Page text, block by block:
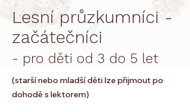
Lesní průzkumníci -
začátečníci
- pro děti od 3 do 5 let
(starší nebo mladší děti lze přijmout po
dohodě s lektorem)